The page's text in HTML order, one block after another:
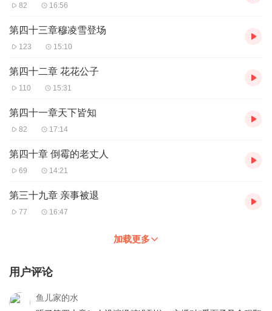
82 16:56
第四十三章穆凌雪登场
123 15:10
第四十二章 花花公子
110 15:31
第四十一章天下皆知
82 17:14
第四十章 倒霉的老丈人
69 14:21
第三十九章 亲事被退
77 16:47
加载更多
用户评论
鱼儿家的水